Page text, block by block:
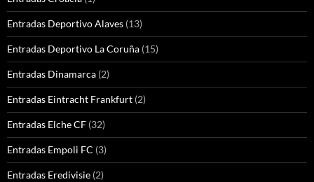
Entradas Deportivo Alaves (13)
Entradas Deportivo La Coruña (15)
Entradas Dinamarca (2)
Entradas Eintracht Frankfurt (2)
Entradas Elche CF (32)
Entradas Empoli FC (3)
Entradas Eredivisie (2)